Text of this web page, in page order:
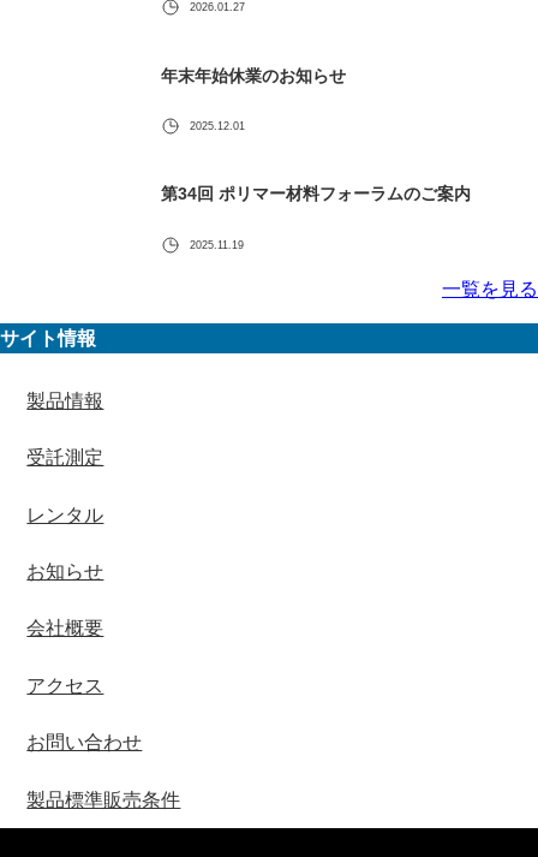
2026.01.27
年末年始休業のお知らせ
2025.12.01
第34回 ポリマー材料フォーラムのご案内
2025.11.19
一覧を見る
サイト情報
製品情報
受託測定
レンタル
お知らせ
会社概要
アクセス
お問い合わせ
製品標準販売条件